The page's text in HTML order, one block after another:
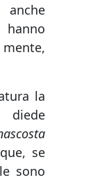
la
se
sono